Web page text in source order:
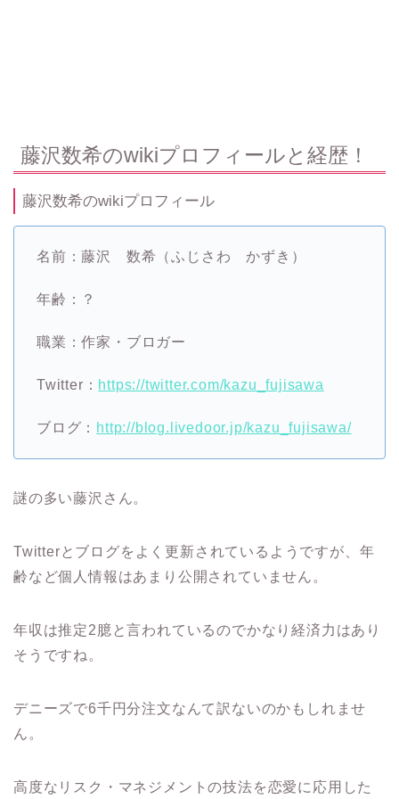
藤沢数希のwikiプロフィールと経歴！
藤沢数希のwikiプロフィール
名前：藤沢 数希（ふじさわ かずき）
年齢：？
職業：作家・ブロガー
Twitter： https://twitter.com/kazu_fujisawa
ブログ： http://blog.livedoor.jp/kazu_fujisawa/
謎の多い藤沢さん。
Twitterとブログをよく更新されているようですが、年
齢など個人情報はあまり公開されていません。
年収は推定2臆と言われているのでかなり経済力はあり
そうですね。
デニーズで6千円分注文なんて訳ないのかもしれませ
ん。
高度なリスク・マネジメントの技法を恋愛に応用した